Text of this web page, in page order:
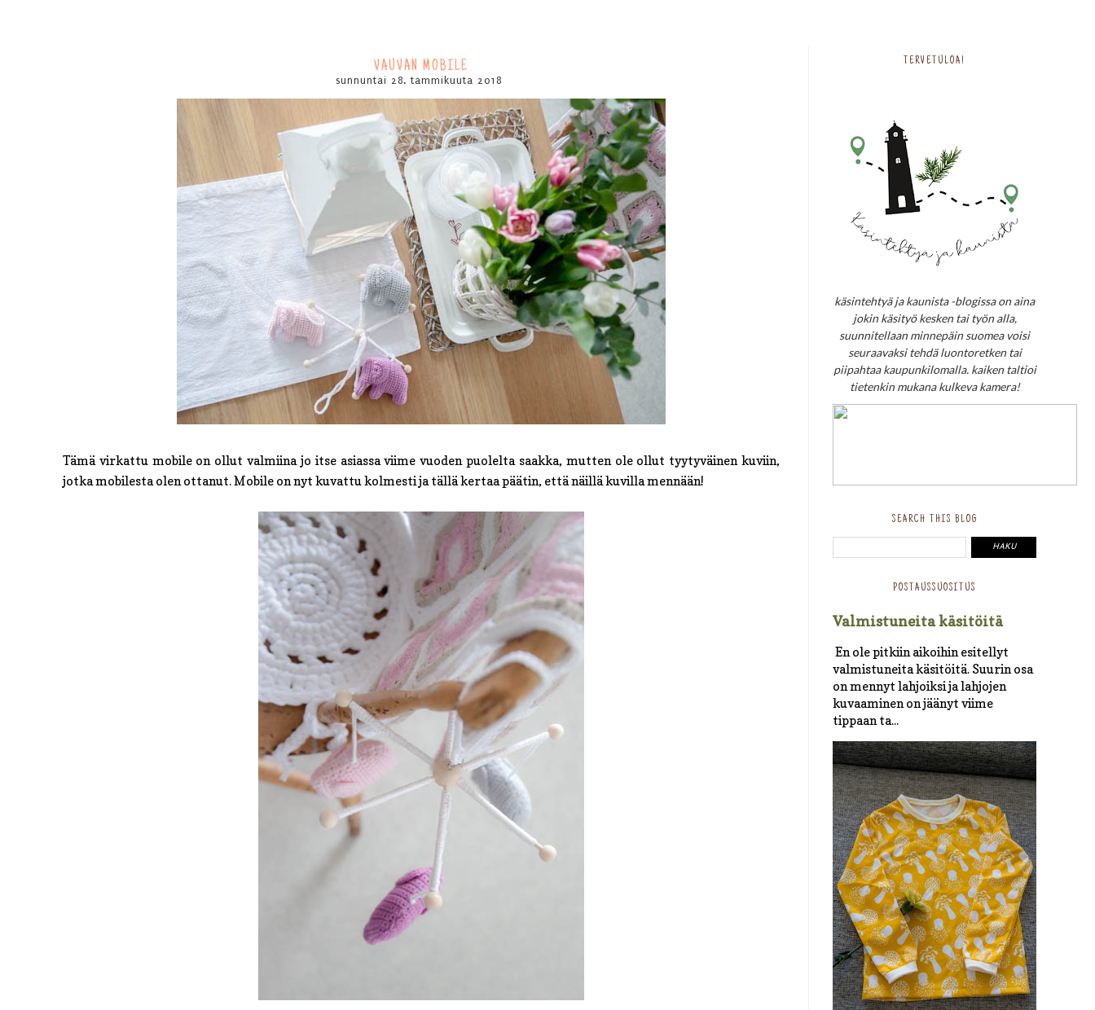
VAUVAN MOBILE
sunnuntai 28. tammikuuta 2018
Tämä virkattu mobile on ollut valmiina jo itse asiassa viime vuoden puolelta saakka, mutten ole ollut tyytyväinen kuviin,
jotka mobilesta olen ottanut. Mobile on nyt kuvattu kolmesti ja tällä kertaa päätin, että näillä kuvilla mennään!
TERVETULOA!
käsintehtyä ja kaunista -blogissa on aina
jokin käsityö kesken tai työn alla,
suunnitellaan minnepäin suomea voisi
seuraavaksi tehdä luontoretken tai
piipahtaa kaupunkilomalla. kaiken taltioi
tietenkin mukana kulkeva kamera!
SEARCH THIS BLOG
POSTAUSSUOSITUS
Valmistuneita käsitöitä
En ole pitkiin aikoihin esitellyt
valmistuneita käsitöitä. Suurin osa
on mennyt lahjoiksi ja lahjojen
kuvaaminen on jäänyt viime
tippaan ta...